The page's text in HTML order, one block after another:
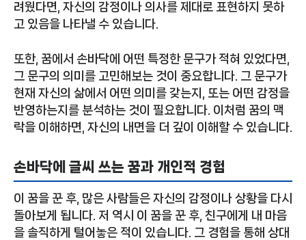
려웠다면, 자신의 감정이나 의사를 제대로 표현하지 못하
고 있음을 나타낼 수 있습니다.
또한, 꿈에서 손바닥에 어떤 특정한 문구가 적혀 있었다면,
그 문구의 의미를 고민해보는 것이 중요합니다. 그 문구가
현재 자신의 삶에서 어떤 의미를 갖는지, 또는 어떤 감정을
반영하는지를 분석하는 것이 필요합니다. 이처럼 꿈의 맥
락을 이해하면, 자신의 내면을 더 깊이 이해할 수 있습니다.
손바닥에 글씨 쓰는 꿈과 개인적 경험
이 꿈을 꾼 후, 많은 사람들은 자신의 감정이나 상황을 다시
돌아보게 됩니다. 저 역시 이 꿈을 꾼 후, 친구에게 내 마음
을 솔직하게 털어놓은 적이 있습니다. 그 경험을 통해 상대